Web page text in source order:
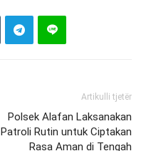
Artikulli tjetër
Polsek Alafan Laksanakan
Patroli Rutin untuk Ciptakan
Rasa Aman di Tengah